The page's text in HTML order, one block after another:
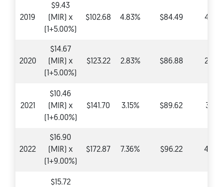
2019
$9.43
(MIR) x
(1+5.00%)
$102.68 4.83% $84.49
2020
$14.67
(MIR) x
(1+5.00%)
$123.22 2.83% $86.88
2021
$10.46
(MIR) x
(1+6.00%)
$141.70 3.15% $89.62
2022
$16.90
(MIR) x
(1+9.00%)
$172.87 7.36% $96.22
$15.72